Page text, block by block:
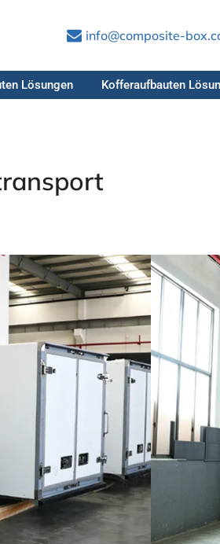
info@composite-
Lösungen Kofferaufbauten